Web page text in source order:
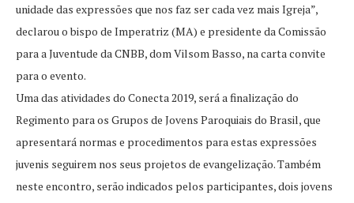
unidade das expressões que nos faz ser cada vez mais Igreja”,
declarou o bispo de Imperatriz (MA) e presidente da Comissão
para a Juventude da CNBB, dom Vilsom Basso, na carta convite
para o evento.
Uma das atividades do Conecta 2019, será a finalização do
Regimento para os Grupos de Jovens Paroquiais do Brasil, que
apresentará normas e procedimentos para estas expressões
juvenis seguirem nos seus projetos de evangelização. Também
neste encontro, serão indicados pelos participantes, dois jovens